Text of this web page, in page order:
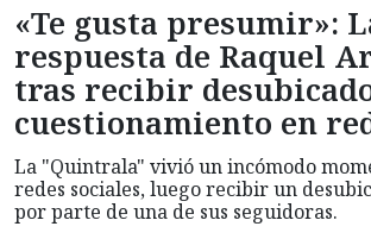
«Te gusta presumir»:
respuesta de Raquel
tras recibir
cuestionamiento en
La "Quintrala" vivió un incómodo
redes sociales, luego recibir un
por parte de una de sus seguidoras.